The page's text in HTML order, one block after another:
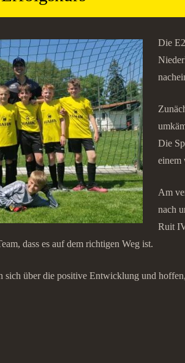
Die
Die
einem
Am
nach
Ruit
dass es auf dem richtigen Weg ist.
sich über die positive Entwicklung und